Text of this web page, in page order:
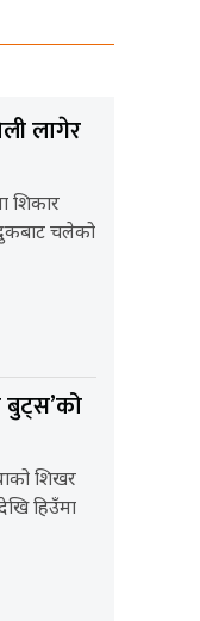
लागेर
शिकार
चलेको
बुट्स’को
शिखर
हिउँमा